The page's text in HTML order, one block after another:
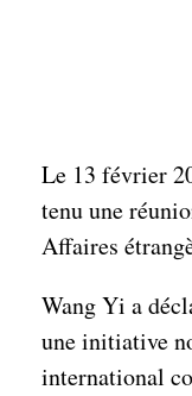
Le 13 février
tenu une
Affaires
Wang Yi a
une initiative
international